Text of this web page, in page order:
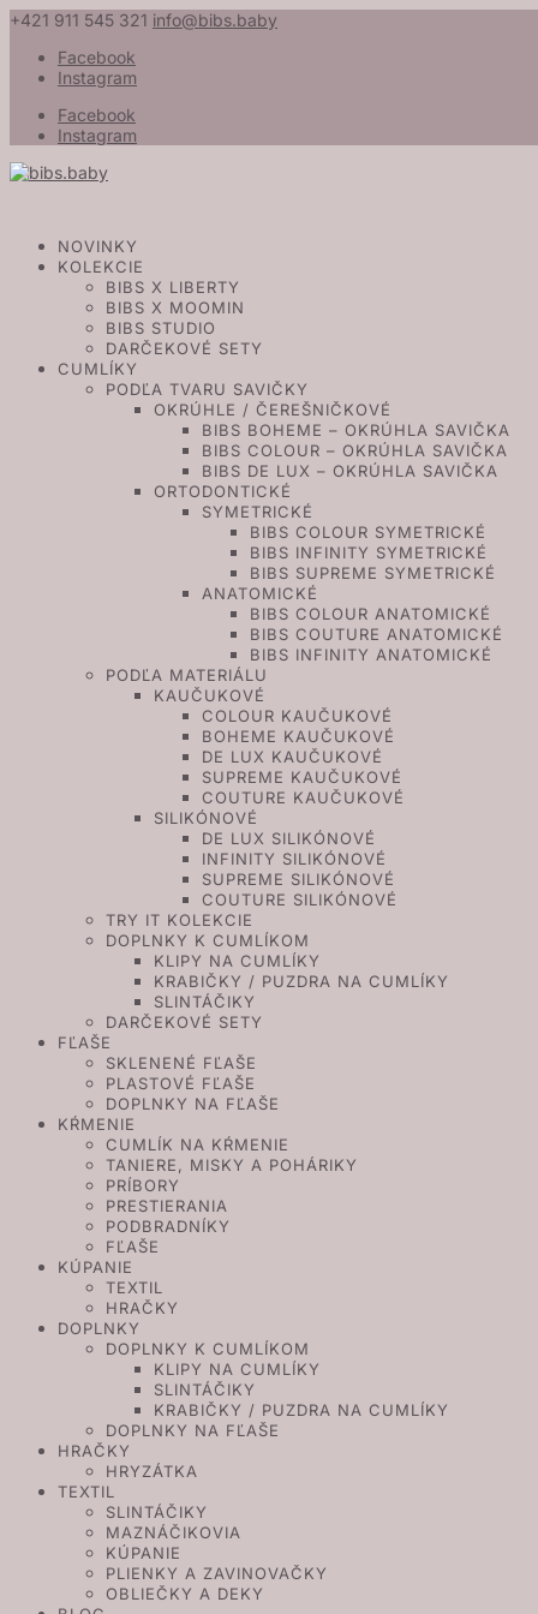
+421 911 545 321 info@bibs.baby
Facebook
Instagram
Facebook
Instagram
NOVINKY
KOLEKCIE
BIBS X LIBERTY
BIBS X MOOMIN
BIBS STUDIO
DARČEKOVÉ SETY
CUMLÍKY
PODĽA TVARU SAVIČKY
OKRÚHLE / ČEREŠNIČKOVÉ
BIBS BOHEME – OKRÚHLA SAVIČKA
BIBS COLOUR – OKRÚHLA SAVIČKA
BIBS DE LUX – OKRÚHLA SAVIČKA
ORTODONTICKÉ
SYMETRICKÉ
BIBS COLOUR SYMETRICKÉ
BIBS INFINITY SYMETRICKÉ
BIBS SUPREME SYMETRICKÉ
ANATOMICKÉ
BIBS COLOUR ANATOMICKÉ
BIBS COUTURE ANATOMICKÉ
BIBS INFINITY ANATOMICKÉ
PODĽA MATERIÁLU
KAUČUKOVÉ
COLOUR KAUČUKOVÉ
BOHEME KAUČUKOVÉ
DE LUX KAUČUKOVÉ
SUPREME KAUČUKOVÉ
COUTURE KAUČUKOVÉ
SILIKÓNOVÉ
DE LUX SILIKÓNOVÉ
INFINITY SILIKÓNOVÉ
SUPREME SILIKÓNOVÉ
COUTURE SILIKÓNOVÉ
TRY IT KOLEKCIE
DOPLNKY K CUMLÍKOM
KLIPY NA CUMLÍKY
KRABIČKY / PUZDRA NA CUMLÍKY
SLINTÁČIKY
DARČEKOVÉ SETY
FĽAŠE
SKLENENÉ FĽAŠE
PLASTOVÉ FĽAŠE
DOPLNKY NA FĽAŠE
KŔMENIE
CUMLÍK NA KŔMENIE
TANIERE, MISKY A POHÁRIKY
PRÍBORY
PRESTIERANIA
PODBRADNÍKY
FĽAŠE
KÚPANIE
TEXTIL
HRAČKY
DOPLNKY
DOPLNKY K CUMLÍKOM
KLIPY NA CUMLÍKY
SLINTÁČIKY
KRABIČKY / PUZDRA NA CUMLÍKY
DOPLNKY NA FĽAŠE
HRAČKY
HRYZÁTKA
TEXTIL
SLINTÁČIKY
MAZNÁČIKOVIA
KÚPANIE
PLIENKY A ZAVINOVAČKY
OBLIEČKY A DEKY